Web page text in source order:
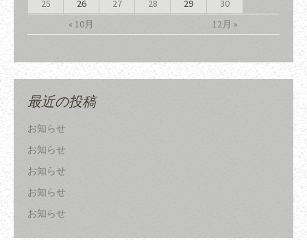
« 10月 12月 »
25
26 27 28 29 30
最近の投稿
お知らせ
お知らせ
お知らせ
お知らせ
お知らせ